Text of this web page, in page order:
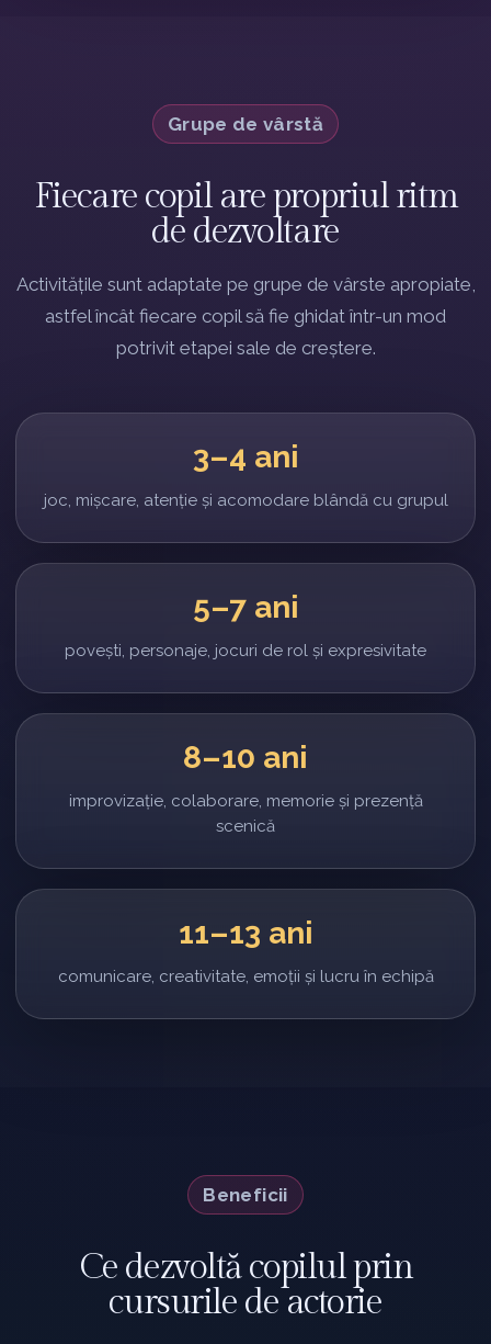
Grupe de vârstă
Fiecare copil are propriul ritm
de dezvoltare
Activitățile sunt adaptate pe grupe de vârste apropiate,
astfel încât fiecare copil să fie ghidat într-un mod
potrivit etapei sale de creștere.
3–4 ani
joc, mișcare, atenție și acomodare blândă cu grupul
5–7 ani
povești, personaje, jocuri de rol și expresivitate
8–10 ani
improvizație, colaborare, memorie și prezență
scenică
11–13 ani
comunicare, creativitate, emoții și lucru în echipă
Beneficii
Ce dezvoltă copilul prin
cursurile de actorie